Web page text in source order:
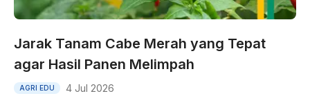
Jarak Tanam Cabe Merah yang Tepat
agar Hasil Panen Melimpah
AGRI EDU 4 Jul 2026